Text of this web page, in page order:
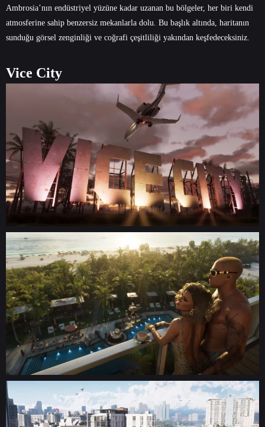
Ambrosia’nın endüstriyel yüzüne kadar uzanan bu bölgeler, her biri kendi
atmosferine sahip benzersiz mekanlarla dolu. Bu başlık altında, haritanın
sunduğu görsel zenginliği ve coğrafi çeşitliliği yakından keşfedeceksiniz.
Vice City